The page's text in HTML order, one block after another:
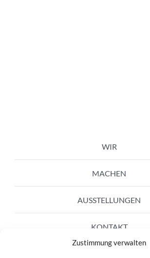
Zustimmung verwalten
WIR
MACHEN
AUSSTELLUNGEN
KONTAKT